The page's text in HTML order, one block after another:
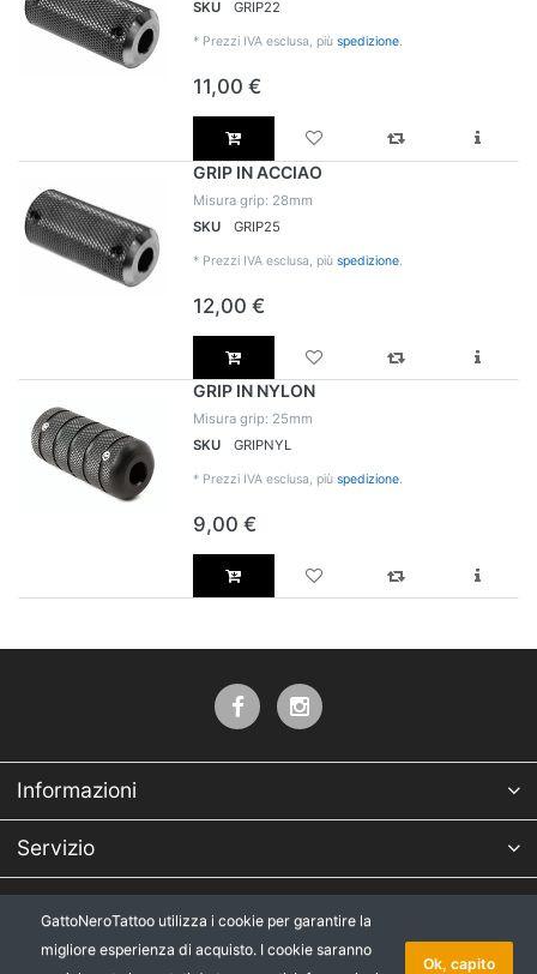
SKU
GRIP22
* Prezzi IVA esclusa, più spedizione.
11,00 €
GRIP IN ACCIAO
Misura grip: 28mm
SKU
GRIP25
* Prezzi IVA esclusa, più spedizione.
12,00 €
GRIP IN NYLON
Misura grip: 25mm
SKU
GRIPNYL
* Prezzi IVA esclusa, più spedizione.
9,00 €
Informazioni
Servizio
* Tutti i prezzi IVA esclusa, più
Copyright © 2026 GattoNeroTattoo.
GattoNeroTattoo utilizza i cookie per garantire la
migliore esperienza di acquisto. I cookie saranno
Ok, capito